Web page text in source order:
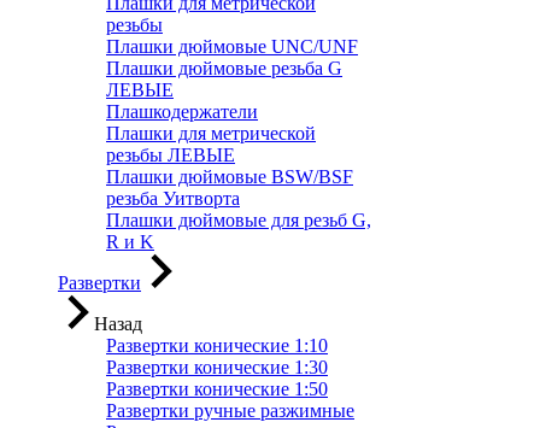
резьбы
Плашки дюймовые UNC/UNF
Плашки дюймовые резьба G
ЛЕВЫЕ
Плашкодержатели
Плашки для метрической
резьбы ЛЕВЫЕ
Плашки дюймовые BSW/BSF
резьба Уитворта
Плашки дюймовые для резьб G,
R и K
Развертки
Назад
Развертки конические 1:10
Развертки конические 1:30
Развертки конические 1:50
Развертки ручные разжимные